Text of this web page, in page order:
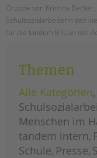
Briefe an Kai
Magazin
Impressum
Datenschutz
Hinweisgebersystem
Intranet
Gruppe von Kristina Becker,
Schulsozialarbeiterin seit
für die tandem BTL an der
weiterlesenmädchenarbeit
an
adolf-
reichwein-
schule
Themen
Alle Kategorien
Menschen im
tandem intern
Schule Presse